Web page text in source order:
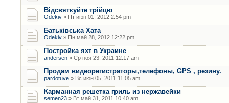
Відсвяткуйте трійцю
Odekiv » Пт июн 01, 2012 2:54 pm
Батьківська Хата
Odekiv » Пн май 28, 2012 12:22 pm
Постройка яхт в Украине
andersen » Ср ноя 23, 2011 12:17 am
Продам видеорегистраторы,телефоны, GPS , резину.
pardotuve » Вс июн 05, 2011 11:05 am
Карманная решетка гриль из нержавейки
semen23 » Вт май 31, 2011 10:40 am